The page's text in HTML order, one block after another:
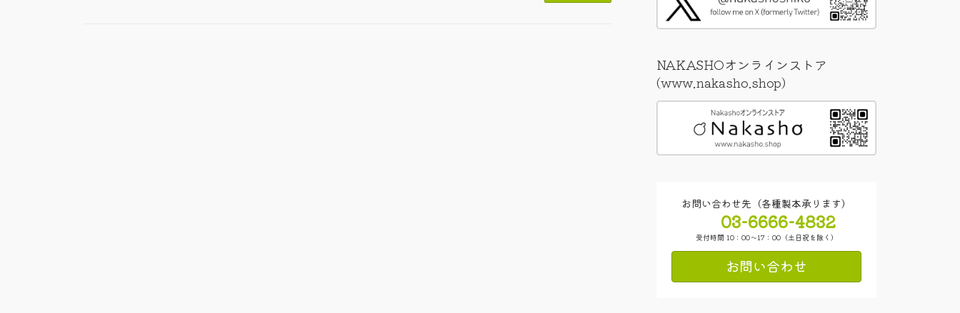
NAKASHOオンラインストア
(www.nakasho.shop)
お問い合わせ先（各種製本承ります）
03-6666-4832
受付時間 10：00～17：00（土日祝を除く）
お問い合わせ